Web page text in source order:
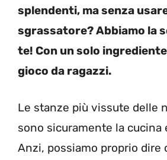
splendenti, ma senza
sgrassatore? Abbiamo la
te! Con un solo
gioco da ragazzi.
Le stanze più vissute delle
sono sicuramente la cucina
Anzi, possiamo proprio dire